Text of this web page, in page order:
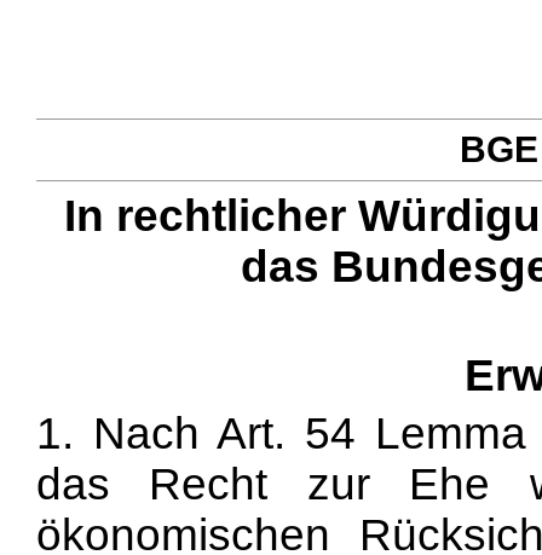
In rechtlicher
das
1. Nach Art. 54
das Recht zur Ehe
ökonomischen